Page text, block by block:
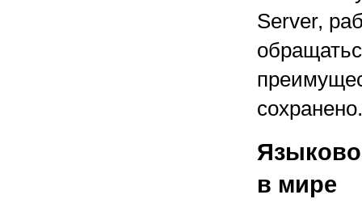
Server,
сохранено.
в мире